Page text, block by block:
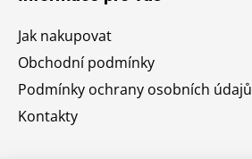
Jak nakupovat
Obchodní podmínky
Podmínky ochrany osobních údajů
Kontakty